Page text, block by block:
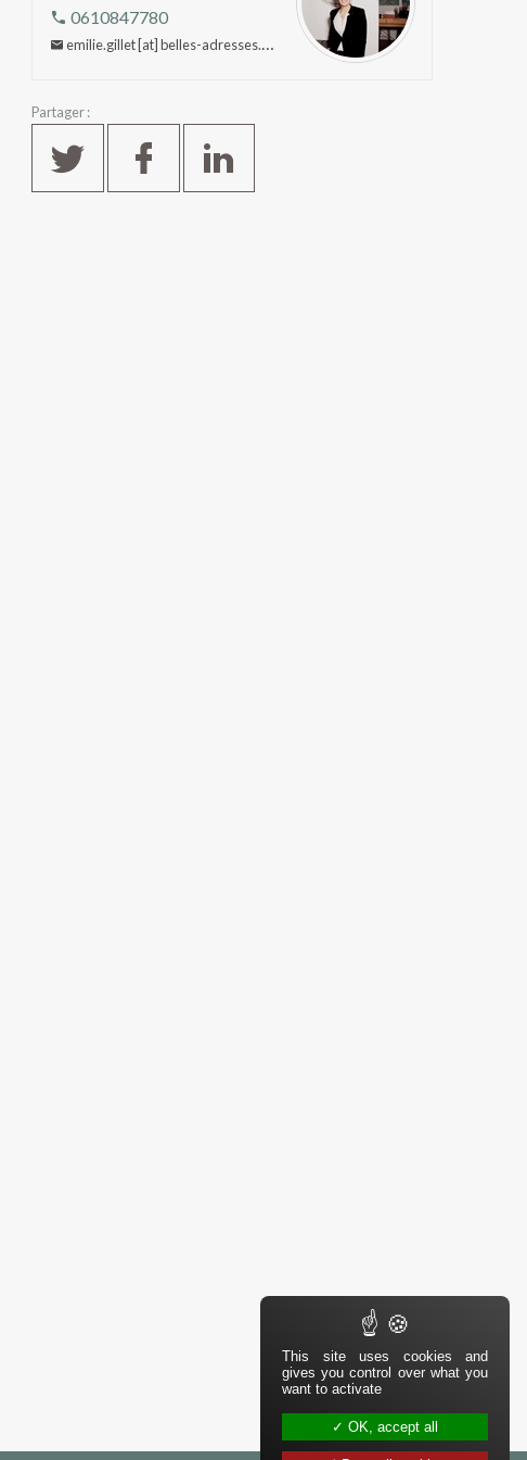
0610847780
emilie.gillet [at] belles-adresses.com
Partager :
This site uses cookies and
gives you control over what you
want to activate
OK, accept all